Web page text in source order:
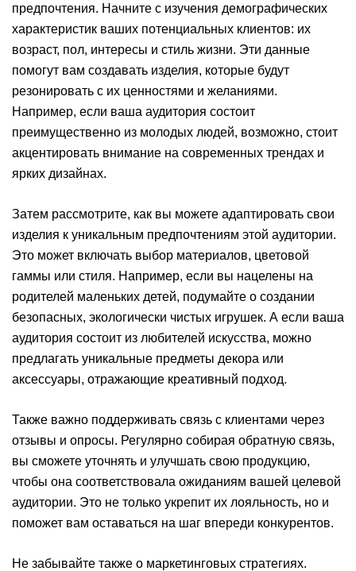
предпочтения. Начните с изучения демографических
характеристик ваших потенциальных клиентов: их
возраст, пол, интересы и стиль жизни. Эти данные
помогут вам создавать изделия, которые будут
резонировать с их ценностями и желаниями.
Например, если ваша аудитория состоит
преимущественно из молодых людей, возможно, стоит
акцентировать внимание на современных трендах и
ярких дизайнах.
Затем рассмотрите, как вы можете адаптировать свои
изделия к уникальным предпочтениям этой аудитории.
Это может включать выбор материалов, цветовой
гаммы или стиля. Например, если вы нацелены на
родителей маленьких детей, подумайте о создании
безопасных, экологически чистых игрушек. А если ваша
аудитория состоит из любителей искусства, можно
предлагать уникальные предметы декора или
аксессуары, отражающие креативный подход.
Также важно поддерживать связь с клиентами через
отзывы и опросы. Регулярно собирая обратную связь,
вы сможете уточнять и улучшать свою продукцию,
чтобы она соответствовала ожиданиям вашей целевой
аудитории. Это не только укрепит их лояльность, но и
поможет вам оставаться на шаг впереди конкурентов.
Не забывайте также о маркетинговых стратегиях.